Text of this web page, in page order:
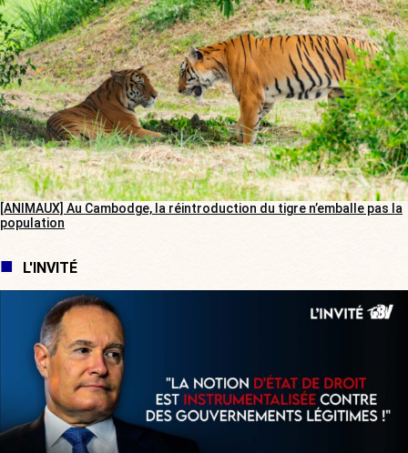
[ANIMAUX] Au Cambodge, la réintroduction du tigre n’emballe pas la
population
L'INVITÉ